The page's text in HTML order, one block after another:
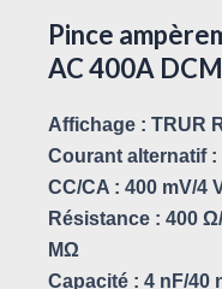
Pince
AC 400A
Affichage : TRUR
Courant alternatif :
CC/CA : 400 mV/4
Résistance : 400
MΩ
Capacité : 4 nF/40